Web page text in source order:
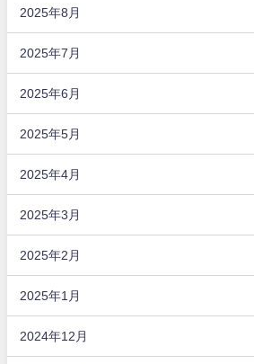
2025年8月
2025年7月
2025年6月
2025年5月
2025年4月
2025年3月
2025年2月
2025年1月
2024年12月